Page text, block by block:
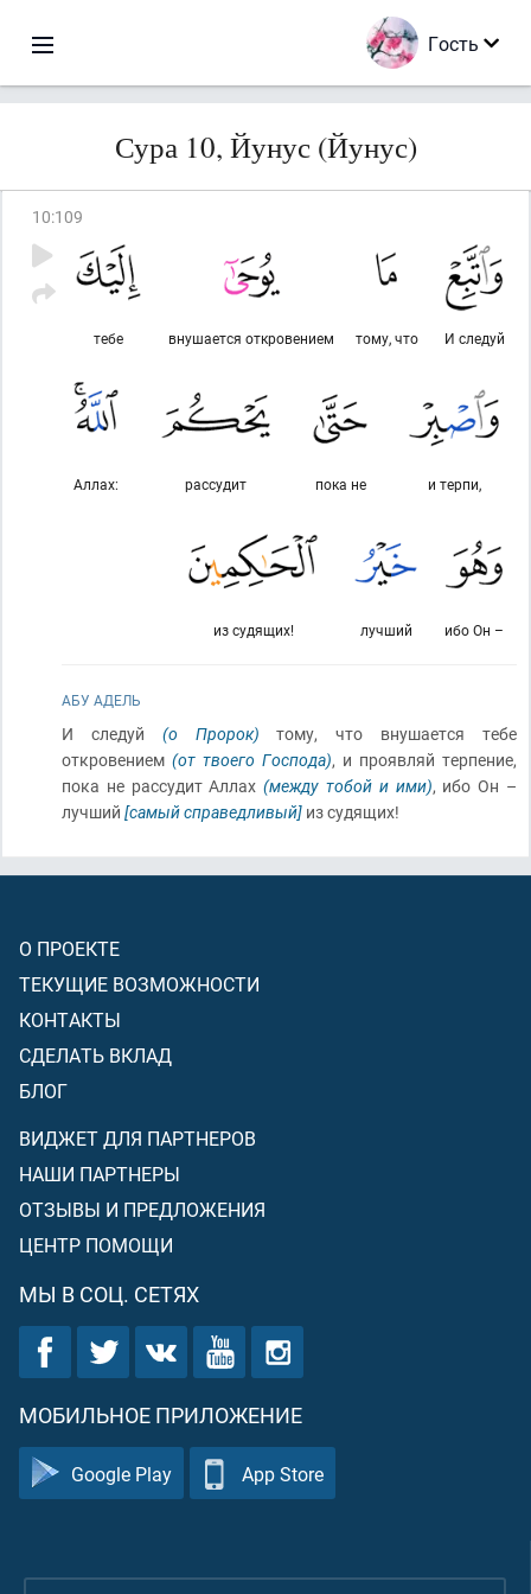
Гость
Сура 10, Йунус (Йунус)
10:109
И следуй
тому, что
внушается откровением
тебе
и терпи,
пока не
рассудит
Аллах:
ибо Он –
лучший
из судящих!
АБУ АДЕЛЬ
И следуй (о Пророк) тому, что внушается тебе
откровением (от твоего Господа), и проявляй терпение,
пока не рассудит Аллах(между тобой и ими), ибо Он –
лучший [самый справедливый] из судящих!
О ПРОЕКТЕ
ТЕКУЩИЕ ВОЗМОЖНОСТИ
КОНТАКТЫ
СДЕЛАТЬ ВКЛАД
БЛОГ
ВИДЖЕТ ДЛЯ ПАРТНЕРОВ
НАШИ ПАРТНЕРЫ
ОТЗЫВЫ И ПРЕДЛОЖЕНИЯ
ЦЕНТР ПОМОЩИ
МЫ В СОЦ. СЕТЯХ
МОБИЛЬНОЕ ПРИЛОЖЕНИЕ
Google Play App Store